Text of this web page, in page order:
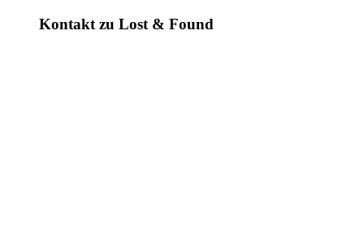
Kontakt zu Lost & Found